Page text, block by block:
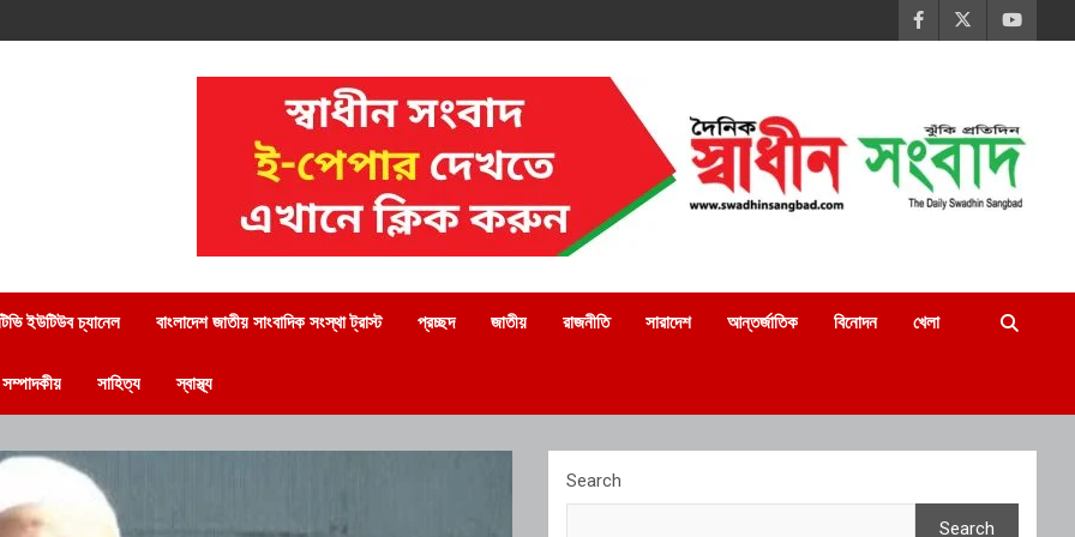
ইউটিউব চ্যানেল বাংলাদেশ জাতীয় সাংবাদিক সংস্থা ট্রাস্ট প্রচ্ছদ জাতীয় রাজনীতি সারাদেশ আন্তর্জাতিক বিনোদন খেলা
সম্পাদকীয় সাহিত্য স্বাস্থ্য
Search
Search